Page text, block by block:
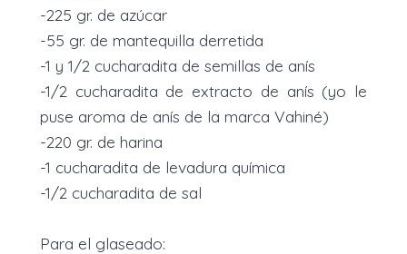
-225 gr. de azúcar
-55 gr. de mantequilla derretida
-1 y 1/2 cucharadita de semillas de anís
-1/2 cucharadita de extracto de anís (yo le
puse aroma de anís de la marca Vahiné)
-220 gr. de harina
-1 cucharadita de levadura química
-1/2 cucharadita de sal
Para el glaseado: